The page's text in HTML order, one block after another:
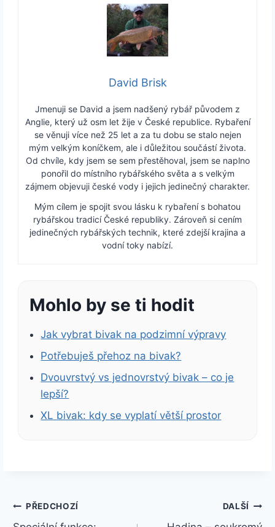
David Brisk
Jmenuji se David a jsem nadšený rybář původem z
Anglie, který už osm let žije v České republice. Rybaření
se věnuji více než 25 let a za tu dobu se stalo nejen
mým velkým koníčkem, ale i důležitou součástí života.
Od chvíle, kdy jsem se sem přestěhoval, jsem se naplno
ponořil do místního rybářského světa a s velkým
zájmem objevuji české vody i jejich jedinečný charakter.
Mým cílem je spojit svou lásku k rybaření s bohatou
rybářskou tradicí České republiky. Zároveň si cením
jedinečných rybářských technik, které zdejší krajina a
vodní toky nabízí.
Mohlo by se ti hodit
Jak vybrat bivak na podzimní výpravy
Potřebuješ přehoz na bivak?
Dvouvrstvý vs jednovrstvý bivak – co je
lepší?
XL bivak: kdy se vyplatí větší prostor
Navigace
PŘEDCHOZÍ DALŠÍ